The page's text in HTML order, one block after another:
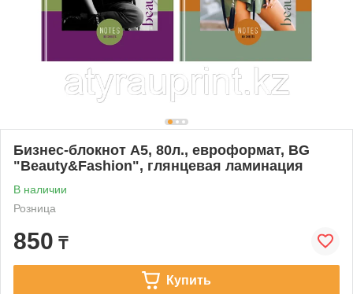
Бизнес-блокнот А5, 80л., евроформат, BG
"Beauty&Fashion", глянцевая ламинация
В наличии
Розница
850 ₸
Купить